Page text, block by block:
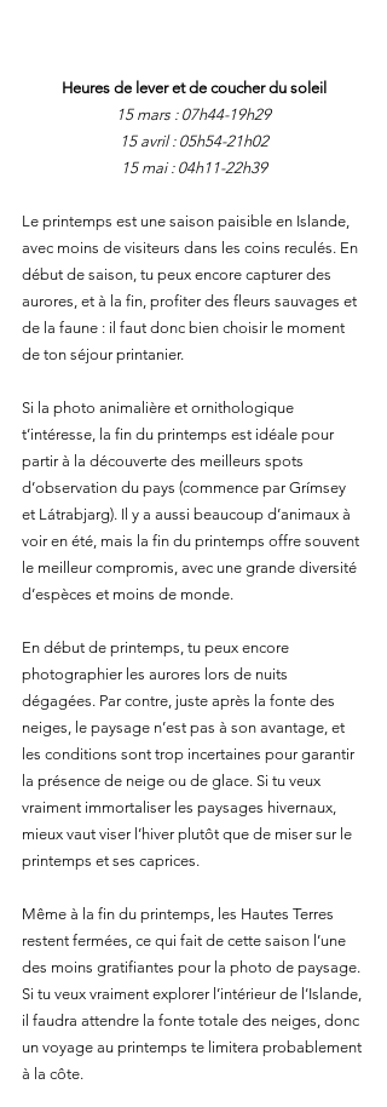
Heures de lever et de coucher du soleil
15 mars : 07h44-19h29
15 avril : 05h54-21h02
15 mai : 04h11-22h39
Le printemps est une saison paisible en Islande,
avec moins de visiteurs dans les coins reculés. En
début de saison, tu peux encore capturer des
aurores, et à la fin, profiter des fleurs sauvages et
de la faune : il faut donc bien choisir le moment
de ton séjour printanier.
Si la photo animalière et ornithologique
t’intéresse, la fin du printemps est idéale pour
partir à la découverte des meilleurs spots
d’observation du pays (commence par Grímsey
et Látrabjarg). Il y a aussi beaucoup d’animaux à
voir en été, mais la fin du printemps offre souvent
le meilleur compromis, avec une grande diversité
d’espèces et moins de monde.
En début de printemps, tu peux encore
photographier les aurores lors de nuits
dégagées. Par contre, juste après la fonte des
neiges, le paysage n’est pas à son avantage, et
les conditions sont trop incertaines pour garantir
la présence de neige ou de glace. Si tu veux
vraiment immortaliser les paysages hivernaux,
mieux vaut viser l’hiver plutôt que de miser sur le
printemps et ses caprices.
Même à la fin du printemps, les Hautes Terres
restent fermées, ce qui fait de cette saison l’une
des moins gratifiantes pour la photo de paysage.
Si tu veux vraiment explorer l’intérieur de l’Islande,
il faudra attendre la fonte totale des neiges, donc
un voyage au printemps te limitera probablement
à la côte.